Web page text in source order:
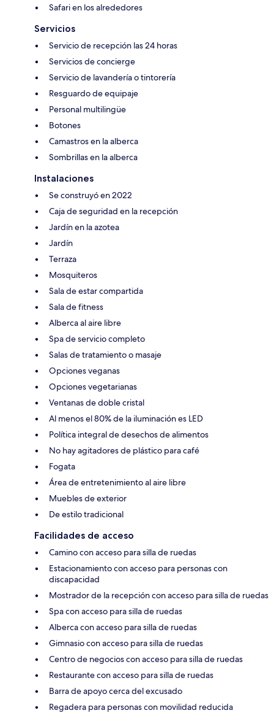
Safari en los alrededores
Servicios
Servicio de recepción las 24 horas
Servicios de concierge
Servicio de lavandería o tintorería
Resguardo de equipaje
Personal multilingüe
Botones
Camastros en la alberca
Sombrillas en la alberca
Instalaciones
Se construyó en 2022
Caja de seguridad en la recepción
Jardín en la azotea
Jardín
Terraza
Mosquiteros
Sala de estar compartida
Sala de fitness
Alberca al aire libre
Spa de servicio completo
Salas de tratamiento o masaje
Opciones veganas
Opciones vegetarianas
Ventanas de doble cristal
Al menos el 80% de la iluminación es LED
Política integral de desechos de alimentos
No hay agitadores de plástico para café
Fogata
Área de entretenimiento al aire libre
Muebles de exterior
De estilo tradicional
Facilidades de acceso
Camino con acceso para silla de ruedas
Estacionamiento con acceso para personas con
discapacidad
Mostrador de la recepción con acceso para silla de ruedas
Spa con acceso para silla de ruedas
Alberca con acceso para silla de ruedas
Gimnasio con acceso para silla de ruedas
Centro de negocios con acceso para silla de ruedas
Restaurante con acceso para silla de ruedas
Barra de apoyo cerca del excusado
Regadera para personas con movilidad reducida